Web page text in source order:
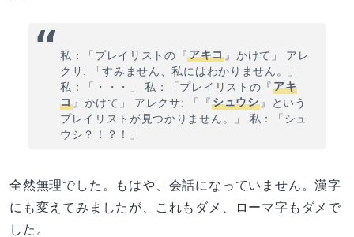
私：「プレイリストの『アキコ 』かけて」 アレ
クサ: 「すみません、私にはわかりません。」
私：「・・・」 私：「プレイリストの『 アキ
コ 』かけて」 アレクサ: 「『シュウシ 』という
プレイリストが見つかりません。」 私：「シュ
ウシ？！？！」
全然無理でした。もはや、会話になっていません。漢字
にも変えてみましたが、これもダメ、ローマ字もダメで
した。